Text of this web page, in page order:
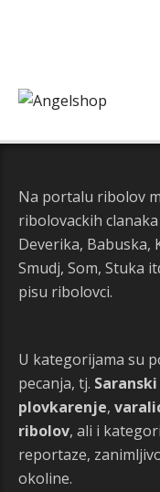
Na portalu ribolov
ribolovackih
Deverika, Babuska,
Smudj, Som, Stuka
pisu ribolovci.
U kategorijama su
pecanja, tj.
plovkarenje,
ribolov, ali i
reportaze,
okoline.